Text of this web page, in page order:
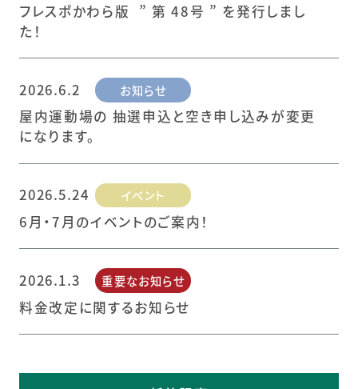
フレスポかわら版 ” 第 48号 ” を発行しまし
た！
2026.6.2 お知らせ
屋内運動場の 抽選申込と空き申し込みが変更
になります。
2026.5.24 イベント
6月・7月のイベントのご案内！
2026.1.3 重要なお知らせ
料金改定に関するお知らせ